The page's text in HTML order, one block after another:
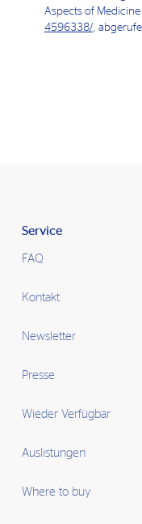
Aspects of
4596338/,
Service
FAQ
Kontakt
Newsletter
Presse
Wieder Verfügbar
Auslistungen
Where to buy